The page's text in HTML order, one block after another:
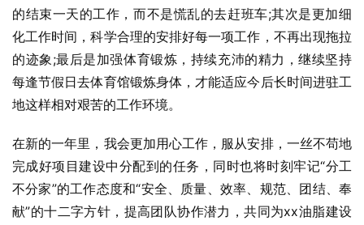
的结束一天的工作，而不是慌乱的去赶班车;其次是更加细
化工作时间，科学合理的安排好每一项工作，不再出现拖拉
的迹象;最后是加强体育锻炼，持续充沛的精力，继续坚持
每逢节假日去体育馆锻炼身体，才能适应今后长时间进驻工
地这样相对艰苦的工作环境。
在新的一年里，我会更加用心工作，服从安排，一丝不苟地
完成好项目建设中分配到的任务，同时也将时刻牢记“分工
不分家”的工作态度和“安全、质量、效率、规范、团结、奉
献”的十二字方针，提高团队协作潜力，共同为xx油脂建设